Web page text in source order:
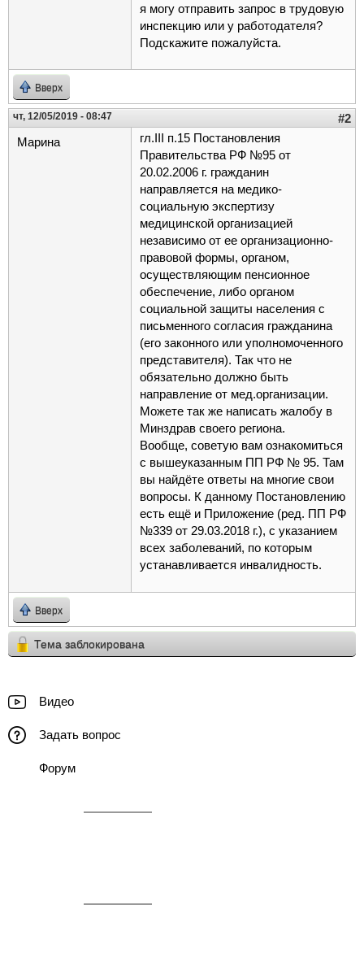
я могу отправить запрос в трудовую
инспекцию или у работодателя?
Подскажите пожалуйста.
Вверх
чт, 12/05/2019 - 08:47
#2
Марина
гл.III п.15 Постановления
Правительства РФ №95 от
20.02.2006 г. гражданин
направляется на медико-
социальную экспертизу
медицинской организацией
независимо от ее организационно-
правовой формы, органом,
осуществляющим пенсионное
обеспечение, либо органом
социальной защиты населения с
письменного согласия гражданина
(его законного или уполномоченного
представителя). Так что не
обязательно должно быть
направление от мед.организации.
Можете так же написать жалобу в
Минздрав своего региона.
Вообще, советую вам ознакомиться
с вышеуказанным ПП РФ № 95. Там
вы найдёте ответы на многие свои
вопросы. К данному Постановлению
есть ещё и Приложение (ред. ПП РФ
№339 от 29.03.2018 г.), с указанием
всех заболеваний, по которым
устанавливается инвалидность.
Вверх
Тема заблокирована
Видео
Задать вопрос
Форум